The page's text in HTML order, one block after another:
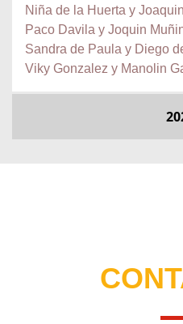
Niña de la Huerta y
Paco Davila y Joquin
Sandra de Paula y Diego
Viky Gonzalez y Manolin